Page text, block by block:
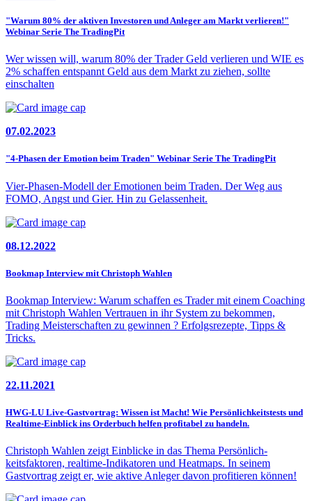
"Warum 80% der aktiven Investoren und Anleger am Markt verlieren!"
Webinar Serie The TradingPit
Wer wissen will, warum 80% der Trader Geld verlieren und WIE es
2% schaffen entspannt Geld aus dem Markt zu ziehen, sollte
einschalten
07.02.2023
"4-Phasen der Emotion beim Traden" Webinar Serie The TradingPit
Vier-Phasen-Modell der Emotionen beim Traden. Der Weg aus
FOMO, Angst und Gier. Hin zu Gelassenheit.
08.12.2022
Bookmap Interview mit Christoph Wahlen
Bookmap Interview: Warum schaffen es Trader mit einem Coaching
mit Christoph Wahlen Vertrauen in ihr System zu bekommen,
Trading Meisterschaften zu gewinnen ? Erfolgsrezepte, Tipps &
Tricks.
22.11.2021
HWG-LU Live-Gastvortrag: Wissen ist Macht! Wie Persön­lichkeits­tests und
Realtime-Einblick ins Orderbuch helfen profitabel zu handeln.
Christoph Wahlen zeigt Einblicke in das Thema Persönlich­
keitsfaktoren, realtime-Indikatoren und Heatmaps. In seinem
Gastvortrag zeigt er, wie aktive Anleger davon profitieren können!